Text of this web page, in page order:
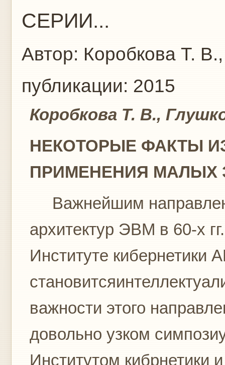
СЕРИИ...
Автор: Коробкова Т.
публикации: 2015
Коробкова Т. В.,
НЕКОТОРЫЕ ФАКТЫ
ПРИМЕНЕНИЯ МАЛЫХ
Важнейшим
архитектур ЭВМ в 60-х
Институте кибернетики
важности этого
довольно узком
Институтом кибрнетики